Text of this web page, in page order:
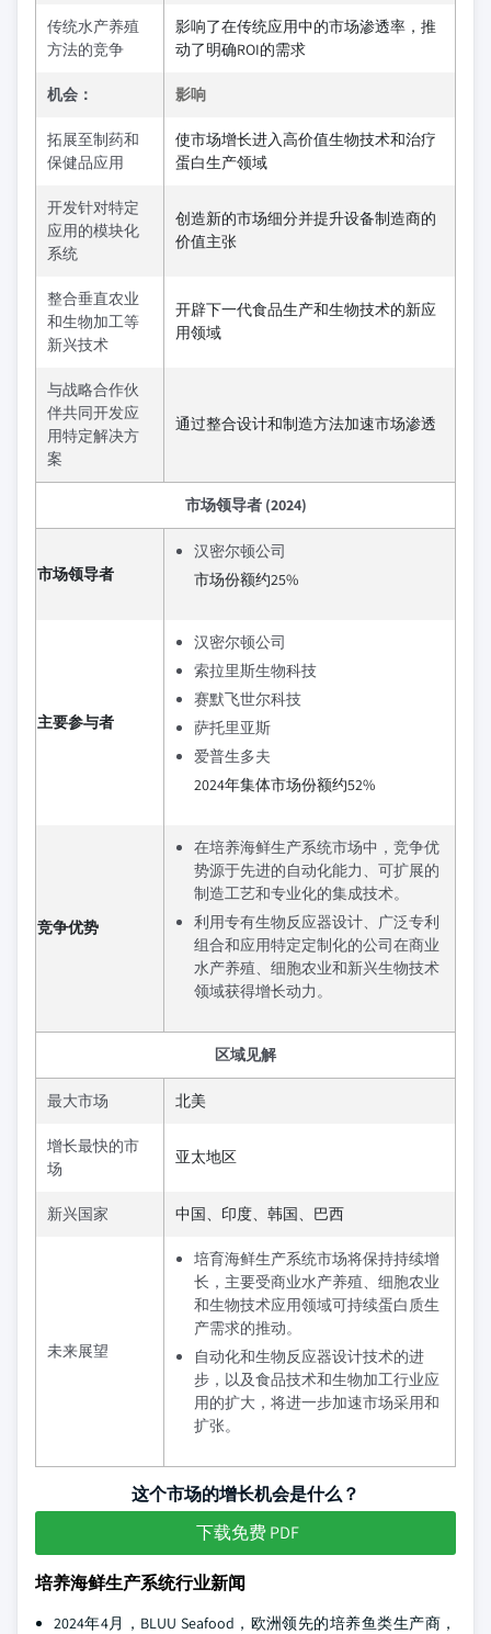
传统水产养殖
方法的竞争
影响了在传统应用中的市场渗透率，推
动了明确ROI的需求
机会： 影响
拓展至制药和
保健品应用
使市场增长进入高价值生物技术和治疗
蛋白生产领域
开发针对特定
应用的模块化
系统
创造新的市场细分并提升设备制造商的
价值主张
整合垂直农业
和生物加工等
新兴技术
开辟下一代食品生产和生物技术的新应
用领域
与战略合作伙
伴共同开发应
用特定解决方
案
通过整合设计和制造方法加速市场渗透
市场领导者 (2024)
市场领导者
汉密尔顿公司
市场份额约25%
主要参与者
汉密尔顿公司
索拉里斯生物科技
赛默飞世尔科技
萨托里亚斯
爱普生多夫
2024年集体市场份额约52%
竞争优势
在培养海鲜生产系统市场中，竞争优
势源于先进的自动化能力、可扩展的
制造工艺和专业化的集成技术。
利用专有生物反应器设计、广泛专利
组合和应用特定定制化的公司在商业
水产养殖、细胞农业和新兴生物技术
领域获得增长动力。
区域见解
最大市场 北美
增长最快的市
场
亚太地区
新兴国家 中国、印度、韩国、巴西
未来展望
培育海鲜生产系统市场将保持持续增
长，主要受商业水产养殖、细胞农业
和生物技术应用领域可持续蛋白质生
产需求的推动。
自动化和生物反应器设计技术的进
步，以及食品技术和生物加工行业应
用的扩大，将进一步加速市场采用和
扩张。
这个市场的增长机会是什么？
下载免费 PDF
培养海鲜生产系统行业新闻
2024年4月，BLUU Seafood，欧洲领先的培养鱼类生产商，